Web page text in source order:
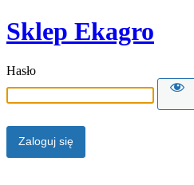
Sklep Ekagro
Hasło